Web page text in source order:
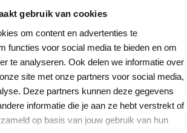
gebruik van cookies
om content en advertenties te
functies voor social media te bieden en om
te analyseren. Ook delen we informatie over
site met onze partners voor social media,
Deze partners kunnen deze gegevens
informatie die je aan ze hebt verstrekt of
op basis van jouw gebruik van hun
van Zijp
4
Vragen
in delen besteden?